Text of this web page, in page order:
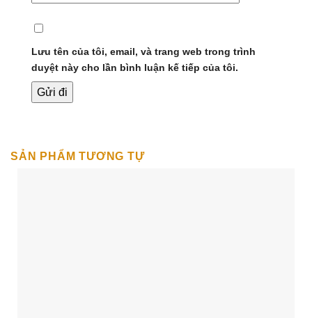
Lưu tên của tôi, email, và trang web trong trình
duyệt này cho lần bình luận kế tiếp của tôi.
SẢN PHẨM TƯƠNG TỰ